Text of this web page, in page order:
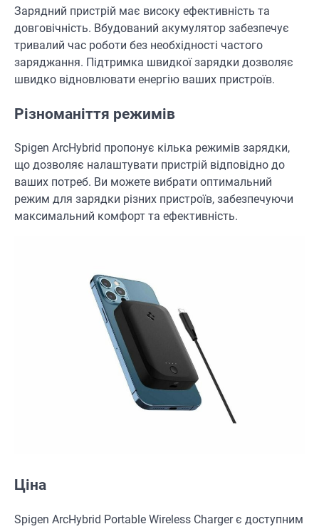
Зарядний пристрій має високу ефективність та
довговічність. Вбудований акумулятор забезпечує
тривалий час роботи без необхідності частого
заряджання. Підтримка швидкої зарядки дозволяє
швидко відновлювати енергію ваших пристроїв.
Різноманіття режимів
Spigen ArcHybrid пропонує кілька режимів зарядки,
що дозволяє налаштувати пристрій відповідно до
ваших потреб. Ви можете вибрати оптимальний
режим для зарядки різних пристроїв, забезпечуючи
максимальний комфорт та ефективність.
Ціна
Spigen ArcHybrid Portable Wireless Charger є доступним